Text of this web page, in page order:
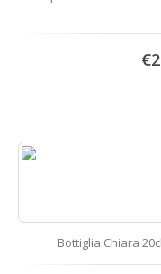
Bottiglia Chiara